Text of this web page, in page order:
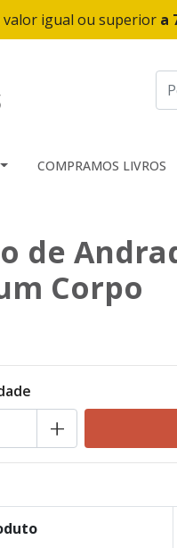
valor igual ou superior a
COMPRAMOS LIVROS
de
Corpo
+